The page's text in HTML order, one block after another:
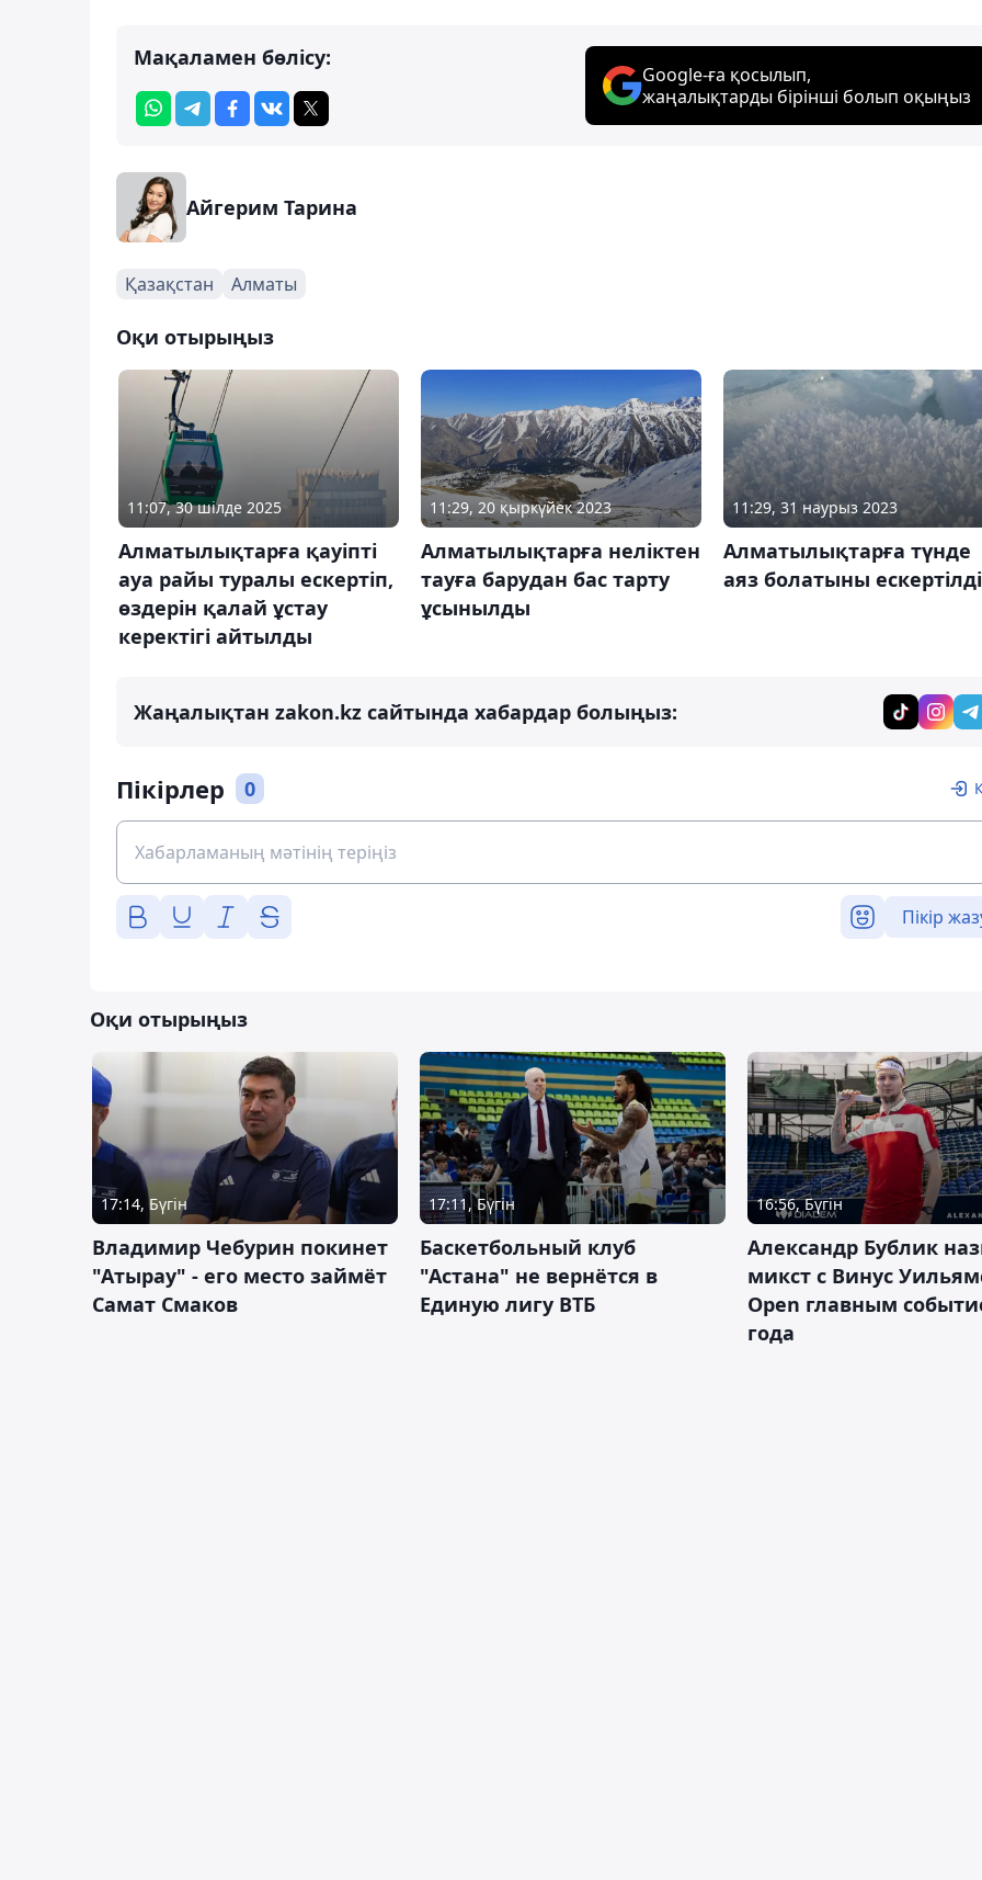
Мақаламен бөлісу:
Google-ға қосылып,
жаңалықтарды бірінші болып оқыңыз
Айгерим Тарина
Қазақстан Алматы
Оқи отырыңыз
11:07, 30 шілде 2025
Алматылықтарға қауіпті
ауа райы туралы ескертіп,
өздерін қалай ұстау
керектігі айтылды
11:29, 20 қыркүйек 2023
Алматылықтарға неліктен
тауға барудан бас тарту
ұсынылды
11:29, 31 наурыз 2023
Алматылықтарға түнде
аяз болатыны ескертілді
Жаңалықтан zakon.kz сайтында хабардар болыңыз:
Пікірлер 0
Пікір
Оқи отырыңыз
17:14, Бүгін
Владимир Чебурин покинет
"Атырау" - его место займёт
Самат Смаков
17:11, Бүгін
Баскетбольный клуб
"Астана" не вернётся в
Единую лигу ВТБ
16:56, Бүгін
Александр Бублик
микст с Винус
Open главным
года